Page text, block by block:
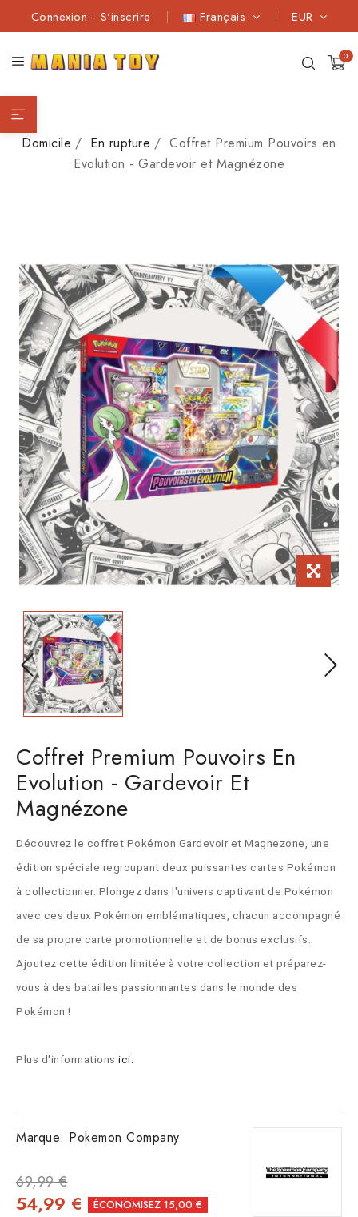
EUR
Français
Connexion - S'inscrire
0
Domicile En rupture
Coffret Premium Pouvoirs en
Evolution - Gardevoir et Magnézone
Coffret Premium Pouvoirs En
Evolution - Gardevoir Et
Magnézone
Découvrez le coffret Pokémon Gardevoir et Magnezone, une
édition spéciale regroupant deux puissantes cartes Pokémon
à collectionner. Plongez dans l'univers captivant de Pokémon
avec ces deux Pokémon emblématiques, chacun accompagné
de sa propre carte promotionnelle et de bonus exclusifs.
Ajoutez cette édition limitée à votre collection et préparez-
vous à des batailles passionnantes dans le monde des
Pokémon !
Plus d'informations ici.
Marque: Pokemon Company
69,99 €
54,99 € ÉCONOMISEZ 15,00 €